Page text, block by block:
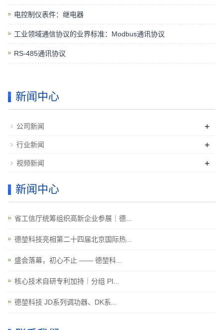
电控制仪表件：继电器
工业领域通信协议的业界标准：Modbus通讯协议
RS-485通讯协议
新闻中心
公司新闻 +
行业新闻 +
视频新闻 +
新闻中心
省工信厅统筹组织高新企业参展｜德...
德堃科技亮相第二十四届北京国际热...
盛会落幕，初心不止 —— 德堃科...
核心技术自研专利加持｜分组 PI...
德堃科技 JD系列调功器、DK系...